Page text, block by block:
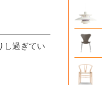
し過ぎてい